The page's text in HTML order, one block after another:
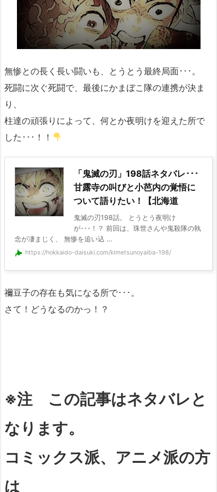
無惨との長く長い闘いも、とうとう最終局面･･･。
死闘に次ぐ死闘で、最後にかまぼこ隊の連携が決ま
り、
柱達の頑張りによって、何とか夜明けを迎えた所で
した･･･！！
「鬼滅の刃」198話ネタバレ･･･
甘露寺の叫びと小芭内の覚悟に
ついて語りたい！【北海道
鬼滅の刃198話。 とうとう夜明け
が･･･！？ 前回は、珠世さんや鬼殺隊の執
念が凄まじく、 無惨を追い込 ...
https://hokkaido-daisuki.com/kimetsunoyaiba-198/
禰豆子の存在も気になる所で･･･。
さて！どうなるのかっ！？
※注 この記事はネタバレと
なります。
コミックス派、アニメ派の方
は